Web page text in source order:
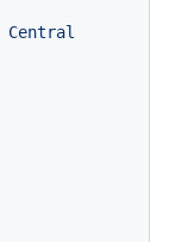
Central